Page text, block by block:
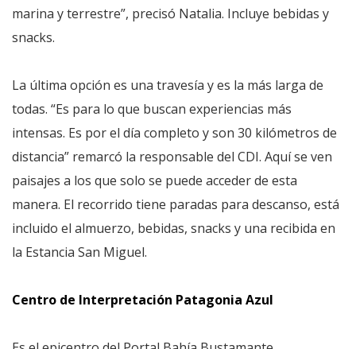
marina y terrestre”, precisó Natalia. Incluye bebidas y
snacks.
La última opción es una travesía y es la más larga de
todas. “Es para lo que buscan experiencias más
intensas. Es por el día completo y son 30 kilómetros de
distancia” remarcó la responsable del CDI. Aquí se ven
paisajes a los que solo se puede acceder de esta
manera. El recorrido tiene paradas para descanso, está
incluido el almuerzo, bebidas, snacks y una recibida en
la Estancia San Miguel.
Centro de Interpretación Patagonia Azul